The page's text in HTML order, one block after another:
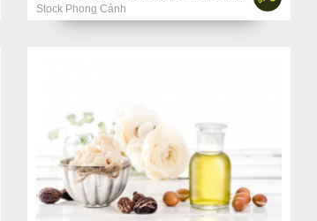
Stock Phong Cảnh